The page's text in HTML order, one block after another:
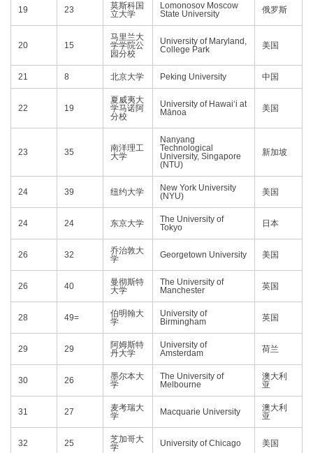
19 23
莫斯科国
立大学
Lomonosov Moscow
State University
俄罗斯
20 15
马里兰大
学学院公
园分校
University of Maryland,
College Park
美国
21 8 北京大学 Peking University 中国
22 19
夏威夷大
学马诺阿
分校
University of Hawaiʻi at
Mānoa
美国
23 35
南洋理工
大学
Nanyang
Technological
University, Singapore
(NTU)
新加坡
24 39 纽约大学
New York University
(NYU)
美国
24 24 东京大学
The University of
Tokyo
日本
26 32
乔治敦大
学
Georgetown University 美国
26 40
曼彻斯特
大学
The University of
Manchester
英国
28 49=
伯明翰大
学
University of
Birmingham
英国
29 29
阿姆斯特
丹大学
University of
Amsterdam
荷兰
30 26
墨尔本大
学
The University of
Melbourne
澳大利
亚
31 27
麦考瑞大
学
Macquarie University
澳大利
亚
32 25
芝加哥大
学
University of Chicago 美国